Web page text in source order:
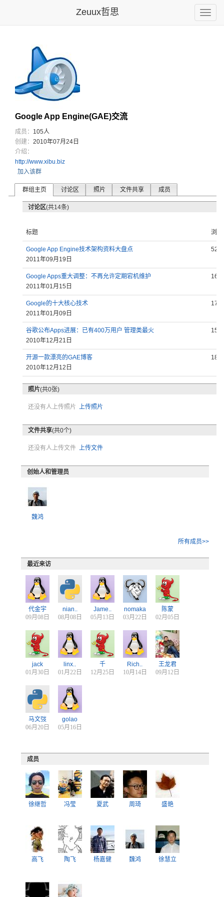
Toggle
Zeuux哲思
Google App Engine(GAE)交流
成员： 105人
创建： 2010年07月24日
介绍：
http://www.xibu.biz
加入该群
群组主页 讨论区 照片 文件共享 成员
讨论区(共14条)
标题 浏览
Google App Engine技术架构资料大盘点
2011年09月19日
Google Apps重大调整：不再允许定期宕机维护
2011年01月15日
Google的十大核心技术
2011年01月09日
谷歌公布Apps进展：已有400万用户 管理类最火
2010年12月21日
开源一款漂亮的GAE博客
2010年12月12日
照片(共0张)
还没有人上传照片 上传照片
文件共享(共0个)
还没有人上传文件 上传文件
创始人和管理员
魏鸿
所有成员>>
最近来访
代金宇
09月08日
nian..
08月08日
Jame..
05月13日
nomaka
03月22日
陈蒙
02月05日
jack
01月30日
linx..
01月22日
千
12月25日
Rich..
10月14日
王龙君
09月12日
马文弢
06月20日
golao
05月16日
成员
徐继哲 冯莹 夏武 周琦 盛艳
高飞 陶飞 杨嘉健 魏鸿 徐慧立